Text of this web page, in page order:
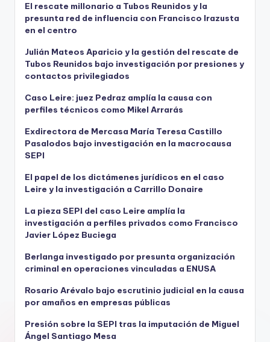
El rescate millonario a Tubos Reunidos y la
presunta red de influencia con Francisco Irazusta
en el centro
Julián Mateos Aparicio y la gestión del rescate de
Tubos Reunidos bajo investigación por presiones y
contactos privilegiados
Caso Leire: juez Pedraz amplía la causa con
perfiles técnicos como Mikel Arrarás
Exdirectora de Mercasa María Teresa Castillo
Pasalodos bajo investigación en la macrocausa
SEPI
El papel de los dictámenes jurídicos en el caso
Leire y la investigación a Carrillo Donaire
La pieza SEPI del caso Leire amplía la
investigación a perfiles privados como Francisco
Javier López Buciega
Berlanga investigado por presunta organización
criminal en operaciones vinculadas a ENUSA
Rosario Arévalo bajo escrutinio judicial en la causa
por amaños en empresas públicas
Presión sobre la SEPI tras la imputación de Miguel
Ángel Santiago Mesa